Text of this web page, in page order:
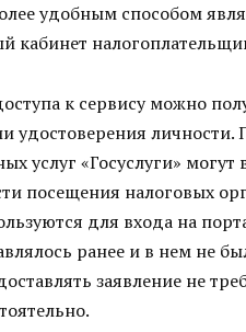
удобным способом
кабинет
к сервису можно
удостоверения личности.
услуг «Госуслуги»
посещения налоговых
для входа на
ранее и в нем не
заявление не